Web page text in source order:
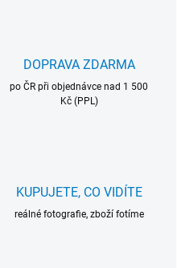
DOPRAVA ZDARMA
po ČR při objednávce nad 1 500
Kč (PPL)
KUPUJETE, CO VIDÍTE
reálné fotografie, zboží fotíme